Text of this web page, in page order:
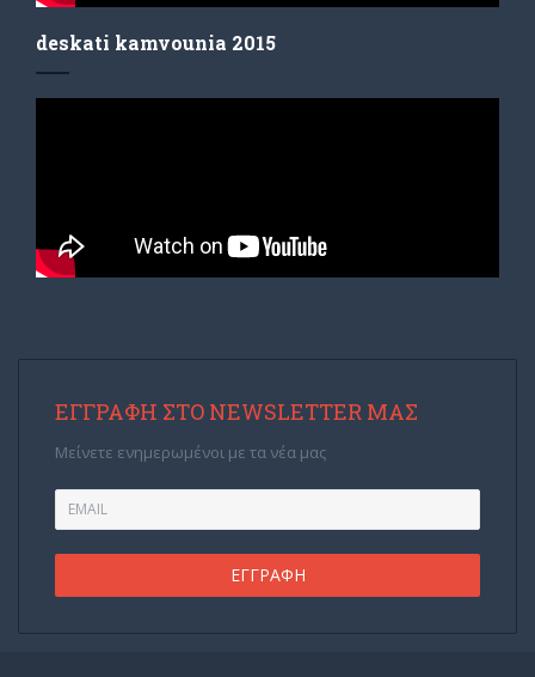
deskati kamvounia 2015
ΕΓΓΡΑΦΉ ΣΤΟ NEWSLETTER ΜΑΣ
Μείνετε ενημερωμένοι με τα νέα μας